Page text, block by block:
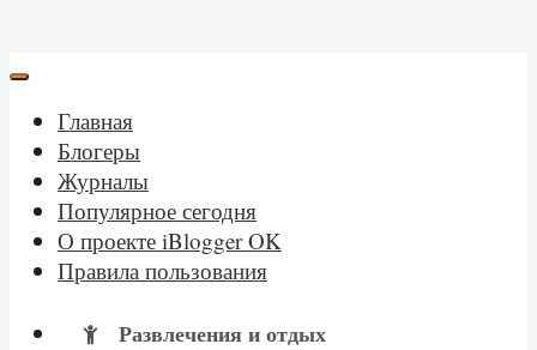
Главная
Блогеры
Журналы
Популярное сегодня
О проекте iBlogger OK
Правила пользования
Развлечения и отдых